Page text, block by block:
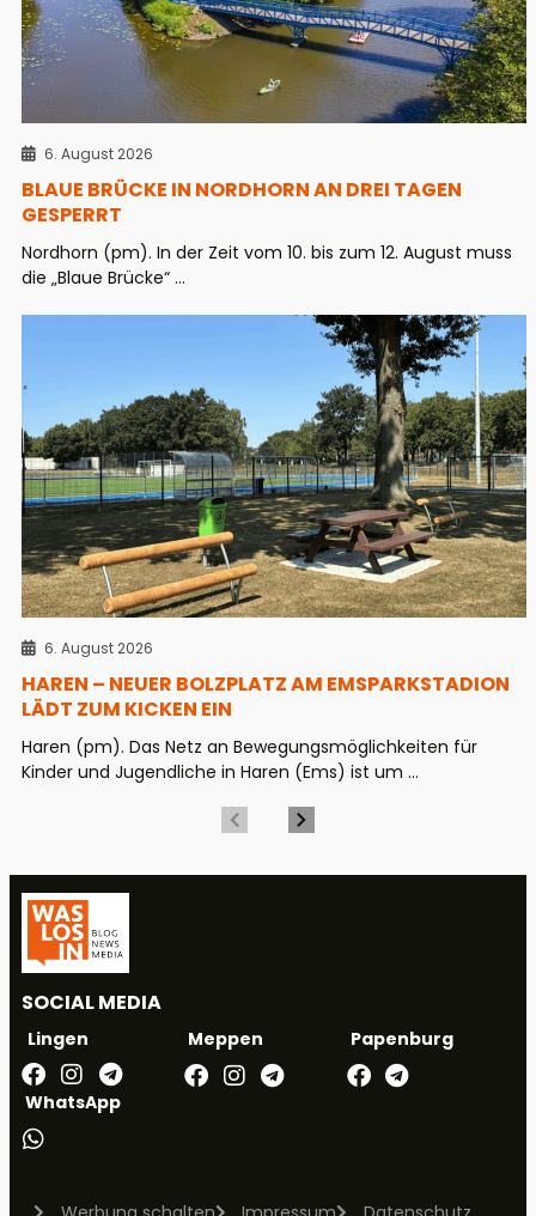
6. August 2026
BLAUE BRÜCKE IN NORDHORN AN DREI TAGEN
GESPERRT
Nordhorn (pm). In der Zeit vom 10. bis zum 12. August muss
die „Blaue Brücke“ ...
6. August 2026
HAREN – NEUER BOLZPLATZ AM EMSPARKSTADION
LÄDT ZUM KICKEN EIN
Haren (pm). Das Netz an Bewegungsmöglichkeiten für
Kinder und Jugendliche in Haren (Ems) ist um ...
SOCIAL MEDIA
Lingen Meppen Papenburg
WhatsApp